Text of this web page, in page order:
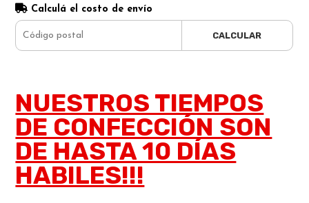
Calculá el costo de envío
CALCULAR
NUESTROS TIEMPOS
DE CONFECCIÓN SON
DE HASTA 10 DÍAS
HABILES!!!